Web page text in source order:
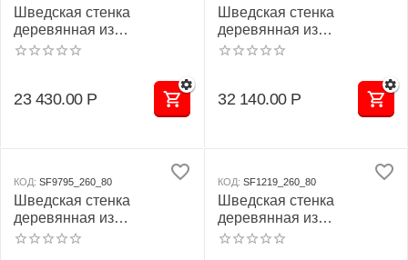
Шведская стенка
деревянная из
ламельного бука - БУК
+ турник семейный +
канат + кольца
23 430.00 Р
Шведская стенка
деревянная из
ламельного бука - БУК
(стенка + турник + брусья
с подлокотниками + доска
с валиками для пресса)
32 140.00 Р
КОД: SF9795_260_80
Шведская стенка
деревянная из
ламельного бука - БУК
КОД: SF1219_260_80
Шведская стенка
деревянная из
ламельного бука - БУК